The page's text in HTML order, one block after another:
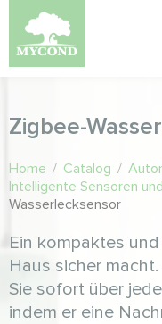
Zigbee-
Home / Catalog /
Intelligente Sensoren
Wasserlecksensor
Ein kompaktes
Haus sicher
Sie sofort über
indem er eine